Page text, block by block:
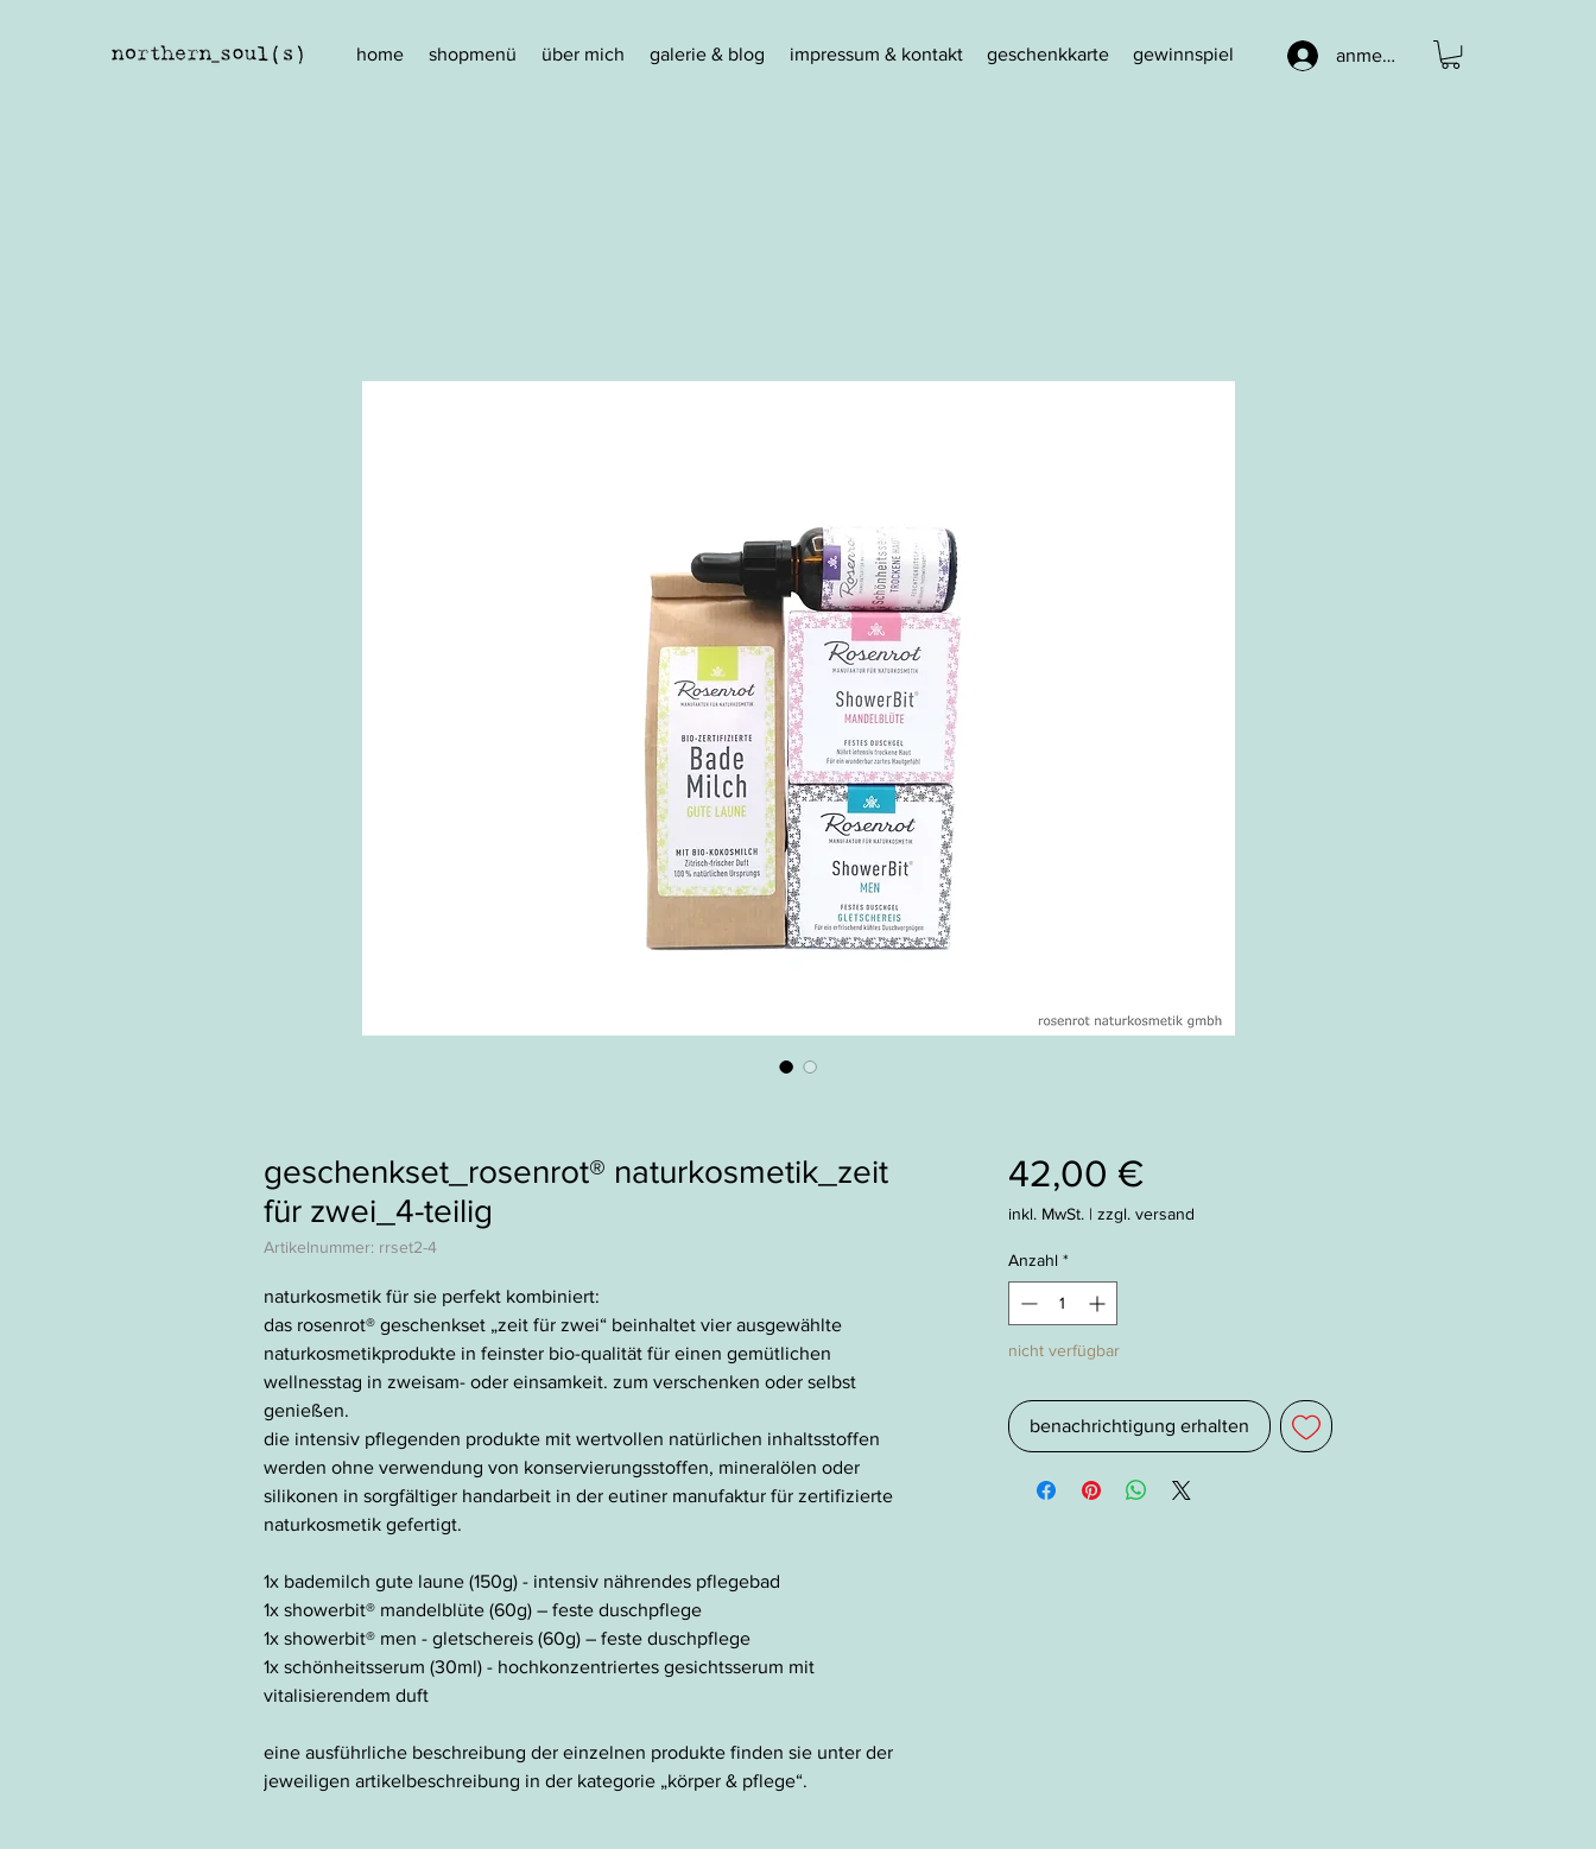
home shopmenü über mich galerie & blog impressum & kontakt geschenkkarte gewinnspiel anmelden
geschenkset_rosenrot® naturkosmetik_zeit
für zwei_4-teilig
Artikelnummer: rrset2-4
naturkosmetik für sie perfekt kombiniert:
das rosenrot® geschenkset „zeit für zwei“ beinhaltet vier ausgewählte
naturkosmetikprodukte in feinster bio-qualität für einen gemütlichen
wellnesstag in zweisam- oder einsamkeit. zum verschenken oder selbst
genießen.
die intensiv pflegenden produkte mit wertvollen natürlichen inhaltsstoffen
werden ohne verwendung von konservierungsstoffen, mineralölen oder
silikonen in sorgfältiger handarbeit in der eutiner manufaktur für zertifizierte
naturkosmetik gefertigt.
1x bademilch gute laune (150g) - intensiv nährendes pflegebad
1x showerbit® mandelblüte (60g) – feste duschpflege
1x showerbit® men - gletschereis (60g) – feste duschpflege
1x schönheitsserum (30ml) - hochkonzentriertes gesichtsserum mit
vitalisierendem duft
eine ausführliche beschreibung der einzelnen produkte finden sie unter der
jeweiligen artikelbeschreibung in der kategorie „körper & pflege“.
42,00 €Preis
inkl. MwSt.| zzgl. versand
Anzahl *
nicht verfügbar
benachrichtigung erhalten